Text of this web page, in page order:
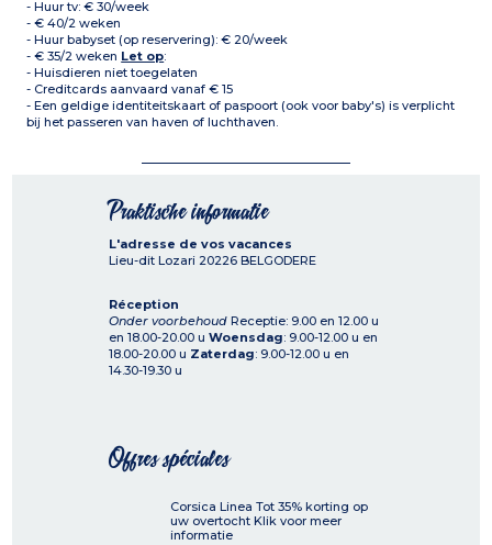
- Huur tv: € 30/week
- € 40/2 weken
- Huur babyset (op reservering): € 20/week
- € 35/2 weken Let op:
- Huisdieren niet toegelaten
- Creditcards aanvaard vanaf € 15
- Een geldige identiteitskaart of paspoort (ook voor baby's) is verplicht
bij het passeren van haven of luchthaven.
Praktische informatie
L'adresse de vos vacances
Lieu-dit Lozari 20226 BELGODERE
Réception
Onder voorbehoud Receptie: 9.00 en 12.00 u
en 18.00-20.00 u Woensdag: 9.00-12.00 u en
18.00-20.00 u Zaterdag: 9.00-12.00 u en
14.30-19.30 u
Offres spéciales
Corsica Linea Tot 35% korting op
uw overtocht Klik voor meer
informatie